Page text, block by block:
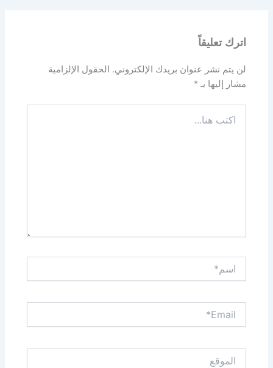
اترك تعليقاً
لن يتم نشر عنوان بريدك الإلكتروني. الحقول الإلزامية
مشار إليها بـ*
هنا...